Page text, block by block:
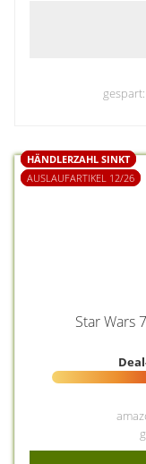
gespart:
HÄNDLERZAHL SINKT
AUSLAUFARTIKEL 12/26
Star Wars